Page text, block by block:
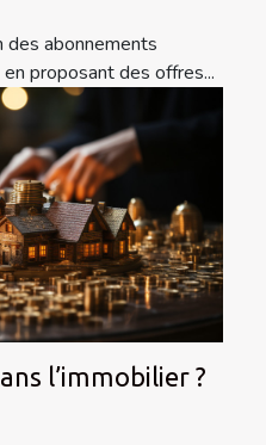
abonnements
proposant des offres...
l’immobilier ?